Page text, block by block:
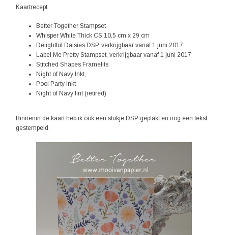
Kaartrecept:
Better Together Stampset
Whisper White Thick CS 10,5 cm x 29 cm
Delightful Daisies DSP, verkrijgbaar vanaf 1 juni 2017
Label Me Pretty Stampset, verkrijgbaar vanaf 1 juni 2017
Stitched Shapes Framelits
Night of Navy Inkt,
Pool Party Inkt
Night of Navy lint (retired)
Binnenin de kaart heb ik ook een stukje DSP geplakt en nog een tekst
gestempeld.